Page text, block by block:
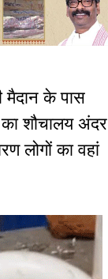
मैदान के पास
शौचालय अंदर
लोगों का वहां